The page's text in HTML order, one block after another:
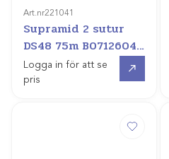
Art.nr221041
Supramid 2 sutur
DS48 75m B0712604
/2dz
Logga in för att se
pris